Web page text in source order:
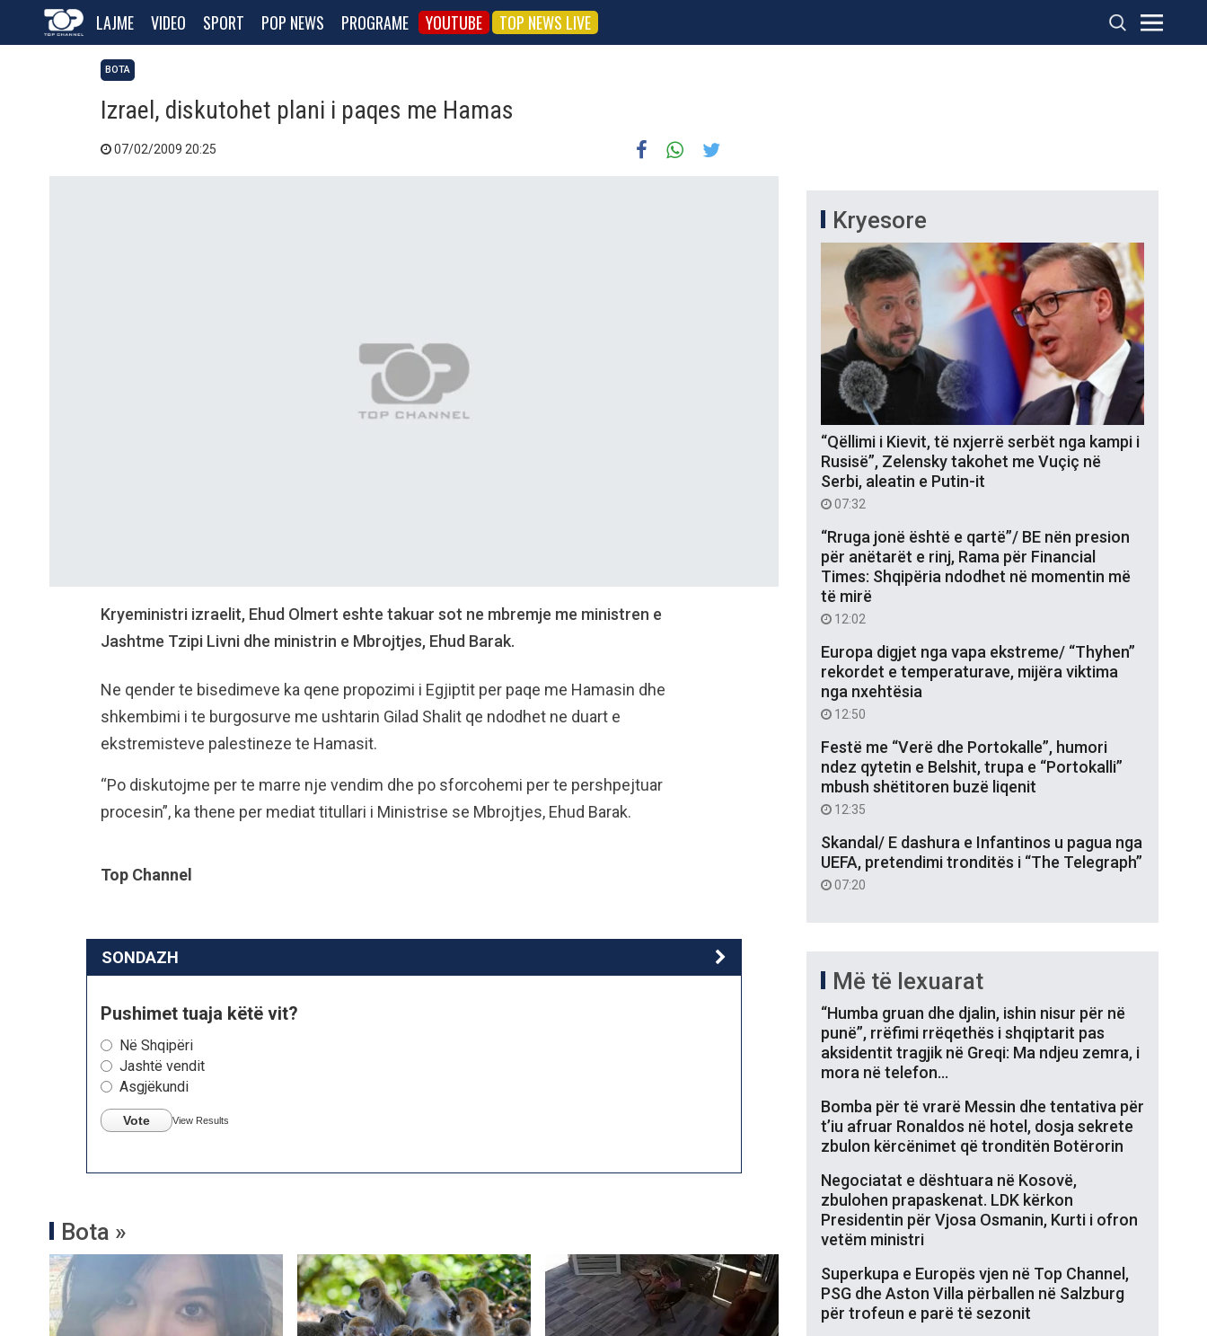
LAJME VIDEO SPORT POP NEWS PROGRAME YOUTUBE TOP NEWS LIVE
BOTA
Izrael, diskutohet plani i paqes me Hamas
07/02/2009 20:25
Kryeministri izraelit, Ehud Olmert eshte takuar sot ne mbremje me ministren e
Jashtme Tzipi Livni dhe ministrin e Mbrojtjes, Ehud Barak.
Ne qender te bisedimeve ka qene propozimi i Egjiptit per paqe me Hamasin dhe
shkembimi i te burgosurve me ushtarin Gilad Shalit qe ndodhet ne duart e
ekstremisteve palestineze te Hamasit.
“Po diskutojme per te marre nje vendim dhe po sforcohemi per te pershpejtuar
procesin”, ka thene per mediat titullari i Ministrise se Mbrojtjes, Ehud Barak.
Top Channel
SONDAZH
Pushimet tuaja këtë vit?
Në Shqipëri
Jashtë vendit
Asgjëkundi
Vote View Results
Bota »
Kryesore
“Qëllimi i Kievit, të nxjerrë serbët nga kampi i
Rusisë”, Zelensky takohet me Vuçiç në
Serbi, aleatin e Putin-it
07:32
“Rruga jonë është e qartë”/ BE nën presion
për anëtarët e rinj, Rama për Financial
Times: Shqipëria ndodhet në momentin më
të mirë
12:02
Europa digjet nga vapa ekstreme/ “Thyhen”
rekordet e temperaturave, mijëra viktima
nga nxehtësia
12:50
Festë me “Verë dhe Portokalle”, humori
ndez qytetin e Belshit, trupa e “Portokalli”
mbush shëtitoren buzë liqenit
12:35
Skandal/ E dashura e Infantinos u pagua nga
UEFA, pretendimi tronditës i “The Telegraph”
07:20
Më të lexuarat
“Humba gruan dhe djalin, ishin nisur për në
punë”, rrëfimi rrëqethës i shqiptarit pas
aksidentit tragjik në Greqi: Ma ndjeu zemra, i
mora në telefon…
Bomba për të vrarë Messin dhe tentativa për
t’iu afruar Ronaldos në hotel, dosja sekrete
zbulon kërcënimet që tronditën Botërorin
Negociatat e dështuara në Kosovë,
zbulohen prapaskenat. LDK kërkon
Presidentin për Vjosa Osmanin, Kurti i ofron
vetëm ministri
Superkupa e Europës vjen në Top Channel,
PSG dhe Aston Villa përballen në Salzburg
për trofeun e parë të sezonit